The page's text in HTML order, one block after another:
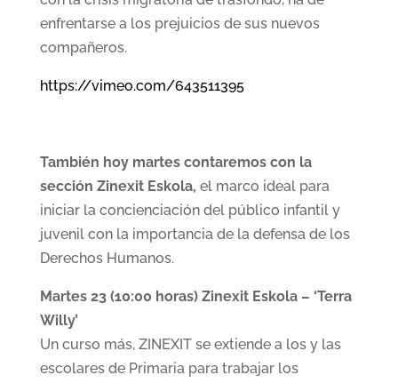
enfrentarse a los prejuicios de sus nuevos
compañeros.
https://vimeo.com/643511395
También hoy martes contaremos con la
sección Zinexit Eskola, el marco ideal para
iniciar la concienciación del público infantil y
juvenil con la importancia de la defensa de los
Derechos Humanos.
Martes 23 (10:00 horas) Zinexit Eskola – ‘Terra
Willy’
Un curso más, ZINEXIT se extiende a los y las
escolares de Primaria para trabajar los